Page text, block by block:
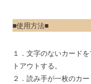
■使用方法■
１．文字のないカード
トアウトする。
２．読み手が一枚のカー